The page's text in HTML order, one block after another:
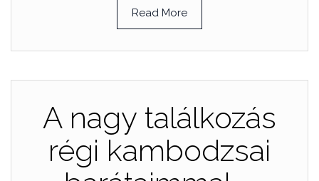
Read More
A nagy találkozás
régi kambodzsai